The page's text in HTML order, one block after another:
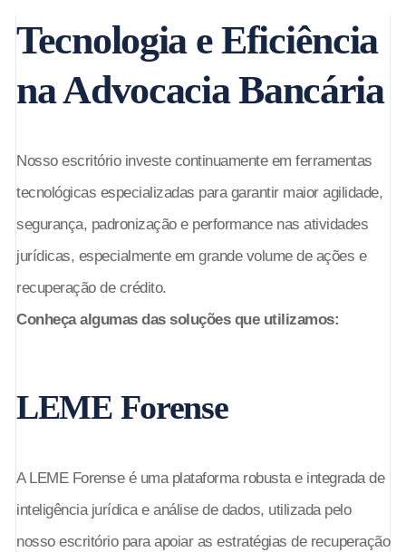
Tecnologia e Eficiência
na Advocacia Bancária
Nosso escritório investe continuamente em ferramentas
tecnológicas especializadas para garantir maior agilidade,
segurança, padronização e performance nas atividades
jurídicas, especialmente em grande volume de ações e
recuperação de crédito.
Conheça algumas das soluções que utilizamos:
LEME Forense
A LEME Forense é uma plataforma robusta e integrada de
inteligência jurídica e análise de dados, utilizada pelo
nosso escritório para apoiar as estratégias de recuperação